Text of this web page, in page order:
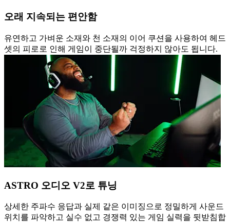
오래 지속되는 편안함
유연하고 가벼운 소재와 천 소재의 이어 쿠션을 사용하여 헤드
셋의 피로로 인해 게임이 중단될까 걱정하지 않아도 됩니다.
ASTRO 오디오 V2로 튜닝
상세한 주파수 응답과 실제 같은 이미징으로 정밀하게 사운드
위치를 파악하고 실수 없고 경쟁력 있는 게임 실력을 뒷받침합